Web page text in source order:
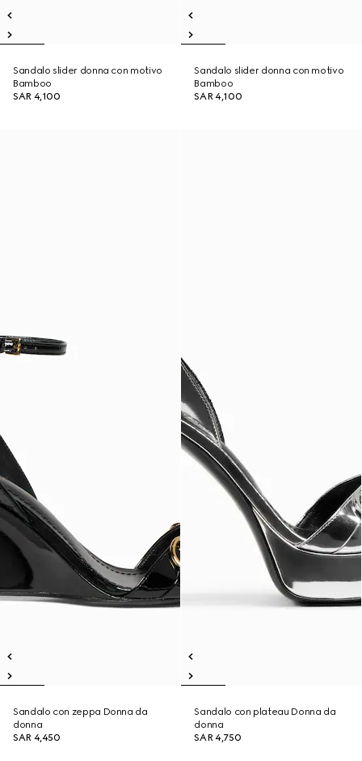
Sandalo slider donna con motivo
Bamboo
SAR 4,100
Sandalo slider donna con motivo
Bamboo
SAR 4,100
Sandalo con zeppa Donna da
donna
SAR 4,450
Sandalo con plateau Donna da
donna
SAR 4,750